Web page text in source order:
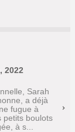
2022
Sarah
a déjà
fugue à
petits boulots
à s...